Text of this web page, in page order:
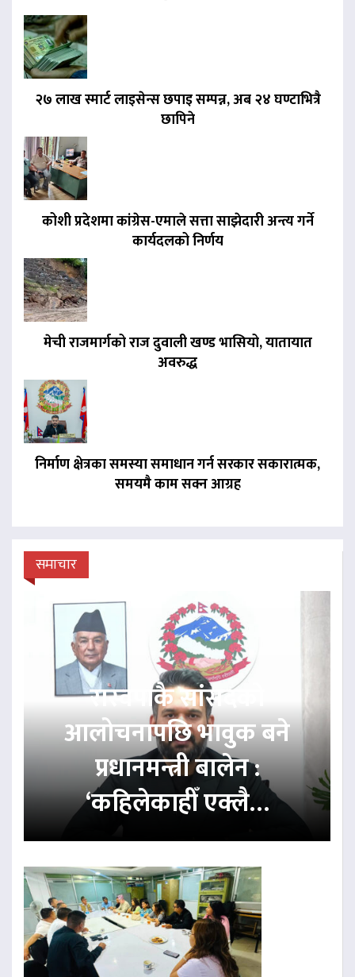
२७ लाख स्मार्ट लाइसेन्स छपाइ सम्पन्न, अब २४ घण्टाभित्रै
छापिने
कोशी प्रदेशमा कांग्रेस-एमाले सत्ता साझेदारी अन्त्य गर्ने
कार्यदलको निर्णय
मेची राजमार्गको राज दुवाली खण्ड भासियो, यातायात
अवरुद्ध
निर्माण क्षेत्रका समस्या समाधान गर्न सरकार सकारात्मक,
समयमै काम सक्न आग्रह
समाचार
रास्वपाकै सांसदको
आलोचनापछि भावुक बने
प्रधानमन्त्री बालेन :
‘कहिलेकाहीँ एक्लै…